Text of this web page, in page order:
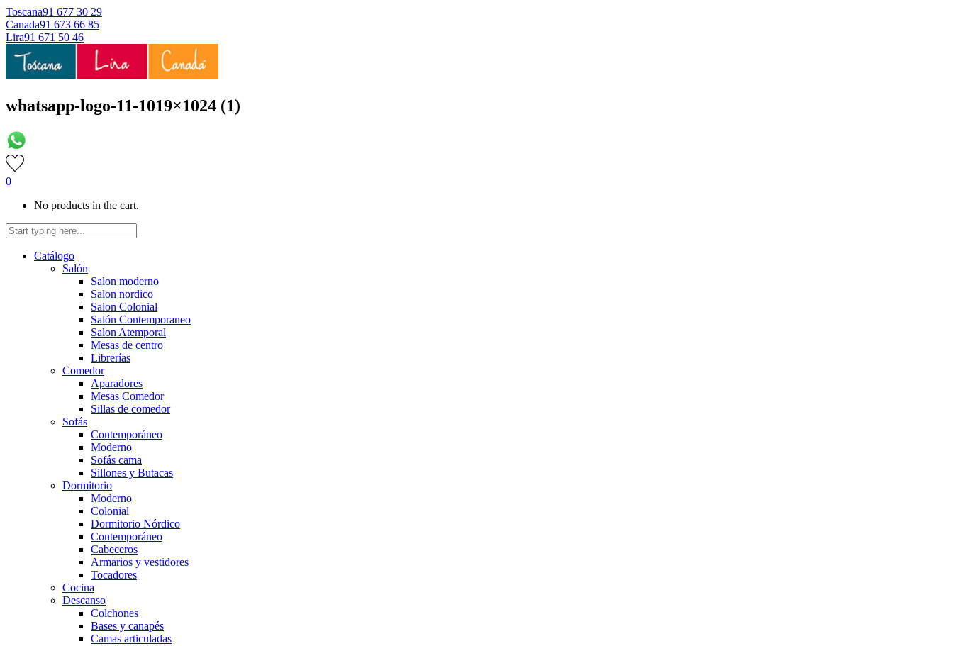
Toscana91 677 30 29
Canada91 673 66 85
Lira91 671 50 46
whatsapp-logo-11-1019×1024 (1)
0
No products in the cart.
Catálogo
Salón
Salon moderno
Salon nordico
Salon Colonial
Salón Contemporaneo
Salon Atemporal
Mesas de centro
Librerías
Comedor
Aparadores
Mesas Comedor
Sillas de comedor
Sofás
Contemporáneo
Moderno
Sofás cama
Sillones y Butacas
Dormitorio
Moderno
Colonial
Dormitorio Nórdico
Contemporáneo
Cabeceros
Armarios y vestidores
Tocadores
Cocina
Descanso
Colchones
Bases y canapés
Camas articuladas